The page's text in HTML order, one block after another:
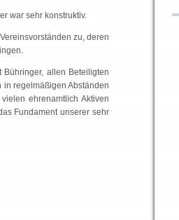
war sehr konstruktiv.
zu, deren
Bühringer, allen Beteiligten
regelmäßigen Abständen
ehrenamtlich Aktiven
Fundament unserer sehr